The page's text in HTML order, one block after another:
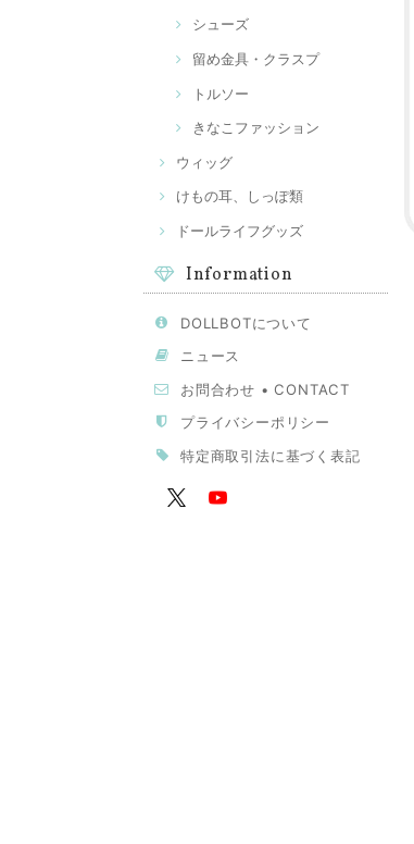
シューズ
留め金具・クラスプ
トルソー
きなこファッション
ウィッグ
けもの耳、しっぽ類
ドールライフグッズ
Information
DOLLBOTについて
ニュース
お問合わせ • CONTACT
プライバシーポリシー
特定商取引法に基づく表記